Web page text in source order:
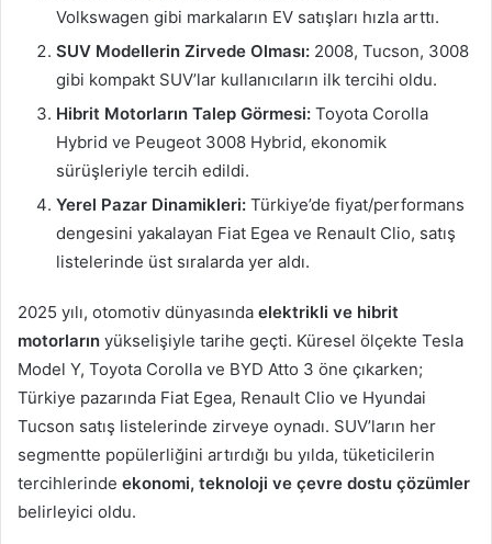
Volkswagen gibi markaların EV satışları hızla arttı.
SUV Modellerin Zirvede Olması: 2008, Tucson, 3008
gibi kompakt SUV’lar kullanıcıların ilk tercihi oldu.
Hibrit Motorların Talep Görmesi: Toyota Corolla
Hybrid ve Peugeot 3008 Hybrid, ekonomik
sürüşleriyle tercih edildi.
Yerel Pazar Dinamikleri: Türkiye’de fiyat/performans
dengesini yakalayan Fiat Egea ve Renault Clio, satış
listelerinde üst sıralarda yer aldı.
2025 yılı, otomotiv dünyasında elektrikli ve hibrit
motorların yükselişiyle tarihe geçti. Küresel ölçekte Tesla
Model Y, Toyota Corolla ve BYD Atto 3 öne çıkarken;
Türkiye pazarında Fiat Egea, Renault Clio ve Hyundai
Tucson satış listelerinde zirveye oynadı. SUV’ların her
segmentte popülerliğini artırdığı bu yılda, tüketicilerin
tercihlerinde ekonomi, teknoloji ve çevre dostu çözümler
belirleyici oldu.